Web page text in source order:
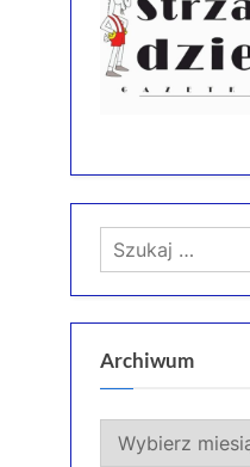
Szukaj:
Archiwum
Archiwum